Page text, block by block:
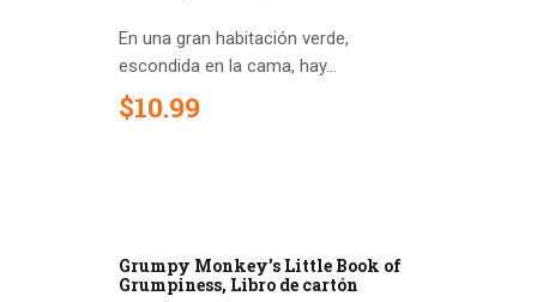
En una gran habitación verde,
escondida en la cama, hay...
$10.99
Grumpy Monkey’s Little Book of
Grumpiness, Libro de cartón